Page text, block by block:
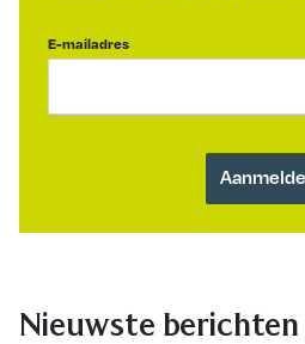
E-mailadres
Nieuwste berichten